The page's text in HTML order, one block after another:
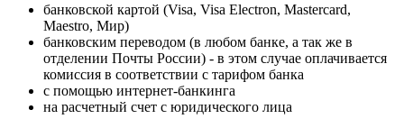
банковской картой (Visa, Visa Electron, Mastercard,
Maestro, Мир)
банковским переводом (в любом банке, а так же в
отделении Почты России) - в этом случае оплачивается
комиссия в соответствии с тарифом банка
с помощью интернет-банкинга
на расчетный счет с юридического лица